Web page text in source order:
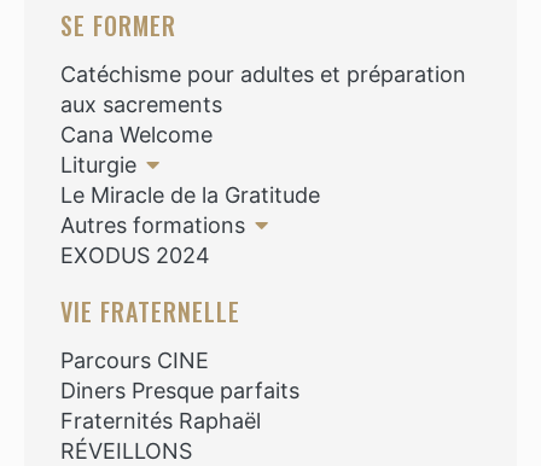
SE FORMER
Catéchisme pour adultes et préparation
aux sacrements
Cana Welcome
Liturgie
Le Miracle de la Gratitude
Autres formations
EXODUS 2024
VIE FRATERNELLE
Parcours CINE
Diners Presque parfaits
Fraternités Raphaël
RÉVEILLONS